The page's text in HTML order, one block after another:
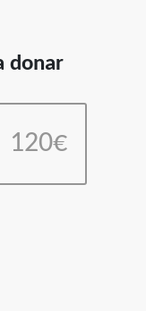
donar
120€